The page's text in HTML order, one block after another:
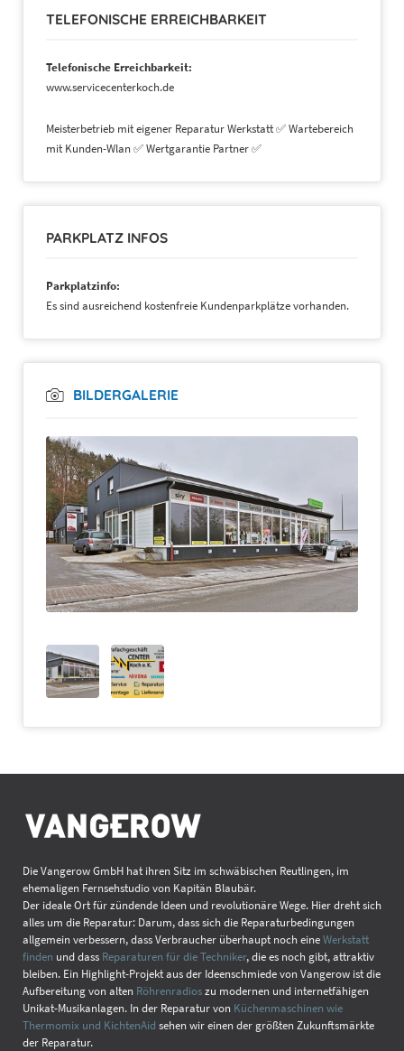
TELEFONISCHE ERREICHBARKEIT
Telefonische Erreichbarkeit:
www.servicecenterkoch.de
Meisterbetrieb mit eigener Reparatur Werkstatt ✅ Wartebereich
mit Kunden-Wlan ✅ Wertgarantie Partner ✅
PARKPLATZ INFOS
Parkplatzinfo:
Es sind ausreichend kostenfreie Kundenparkplätze vorhanden.
BILDERGALERIE
Die Vangerow GmbH hat ihren Sitz im schwäbischen Reutlingen, im
ehemaligen Fernsehstudio von Kapitän Blaubär.
Der ideale Ort für zündende Ideen und revolutionäre Wege. Hier dreht sich
alles um die Reparatur: Darum, dass sich die Reparaturbedingungen
allgemein verbessern, dass Verbraucher überhaupt noch eineWerkstatt
finden und dass Reparaturen für die Techniker, die es noch gibt, attraktiv
bleiben. Ein Highlight-Projekt aus der Ideenschmiede von Vangerow ist die
Aufbereitung von alten Röhrenradioszu modernen und internetfähigen
Unikat-Musikanlagen. In der Reparatur von Küchenmaschinen wie
Thermomix und KichtenAid sehen wir einen der größten Zukunftsmärkte
der Reparatur.